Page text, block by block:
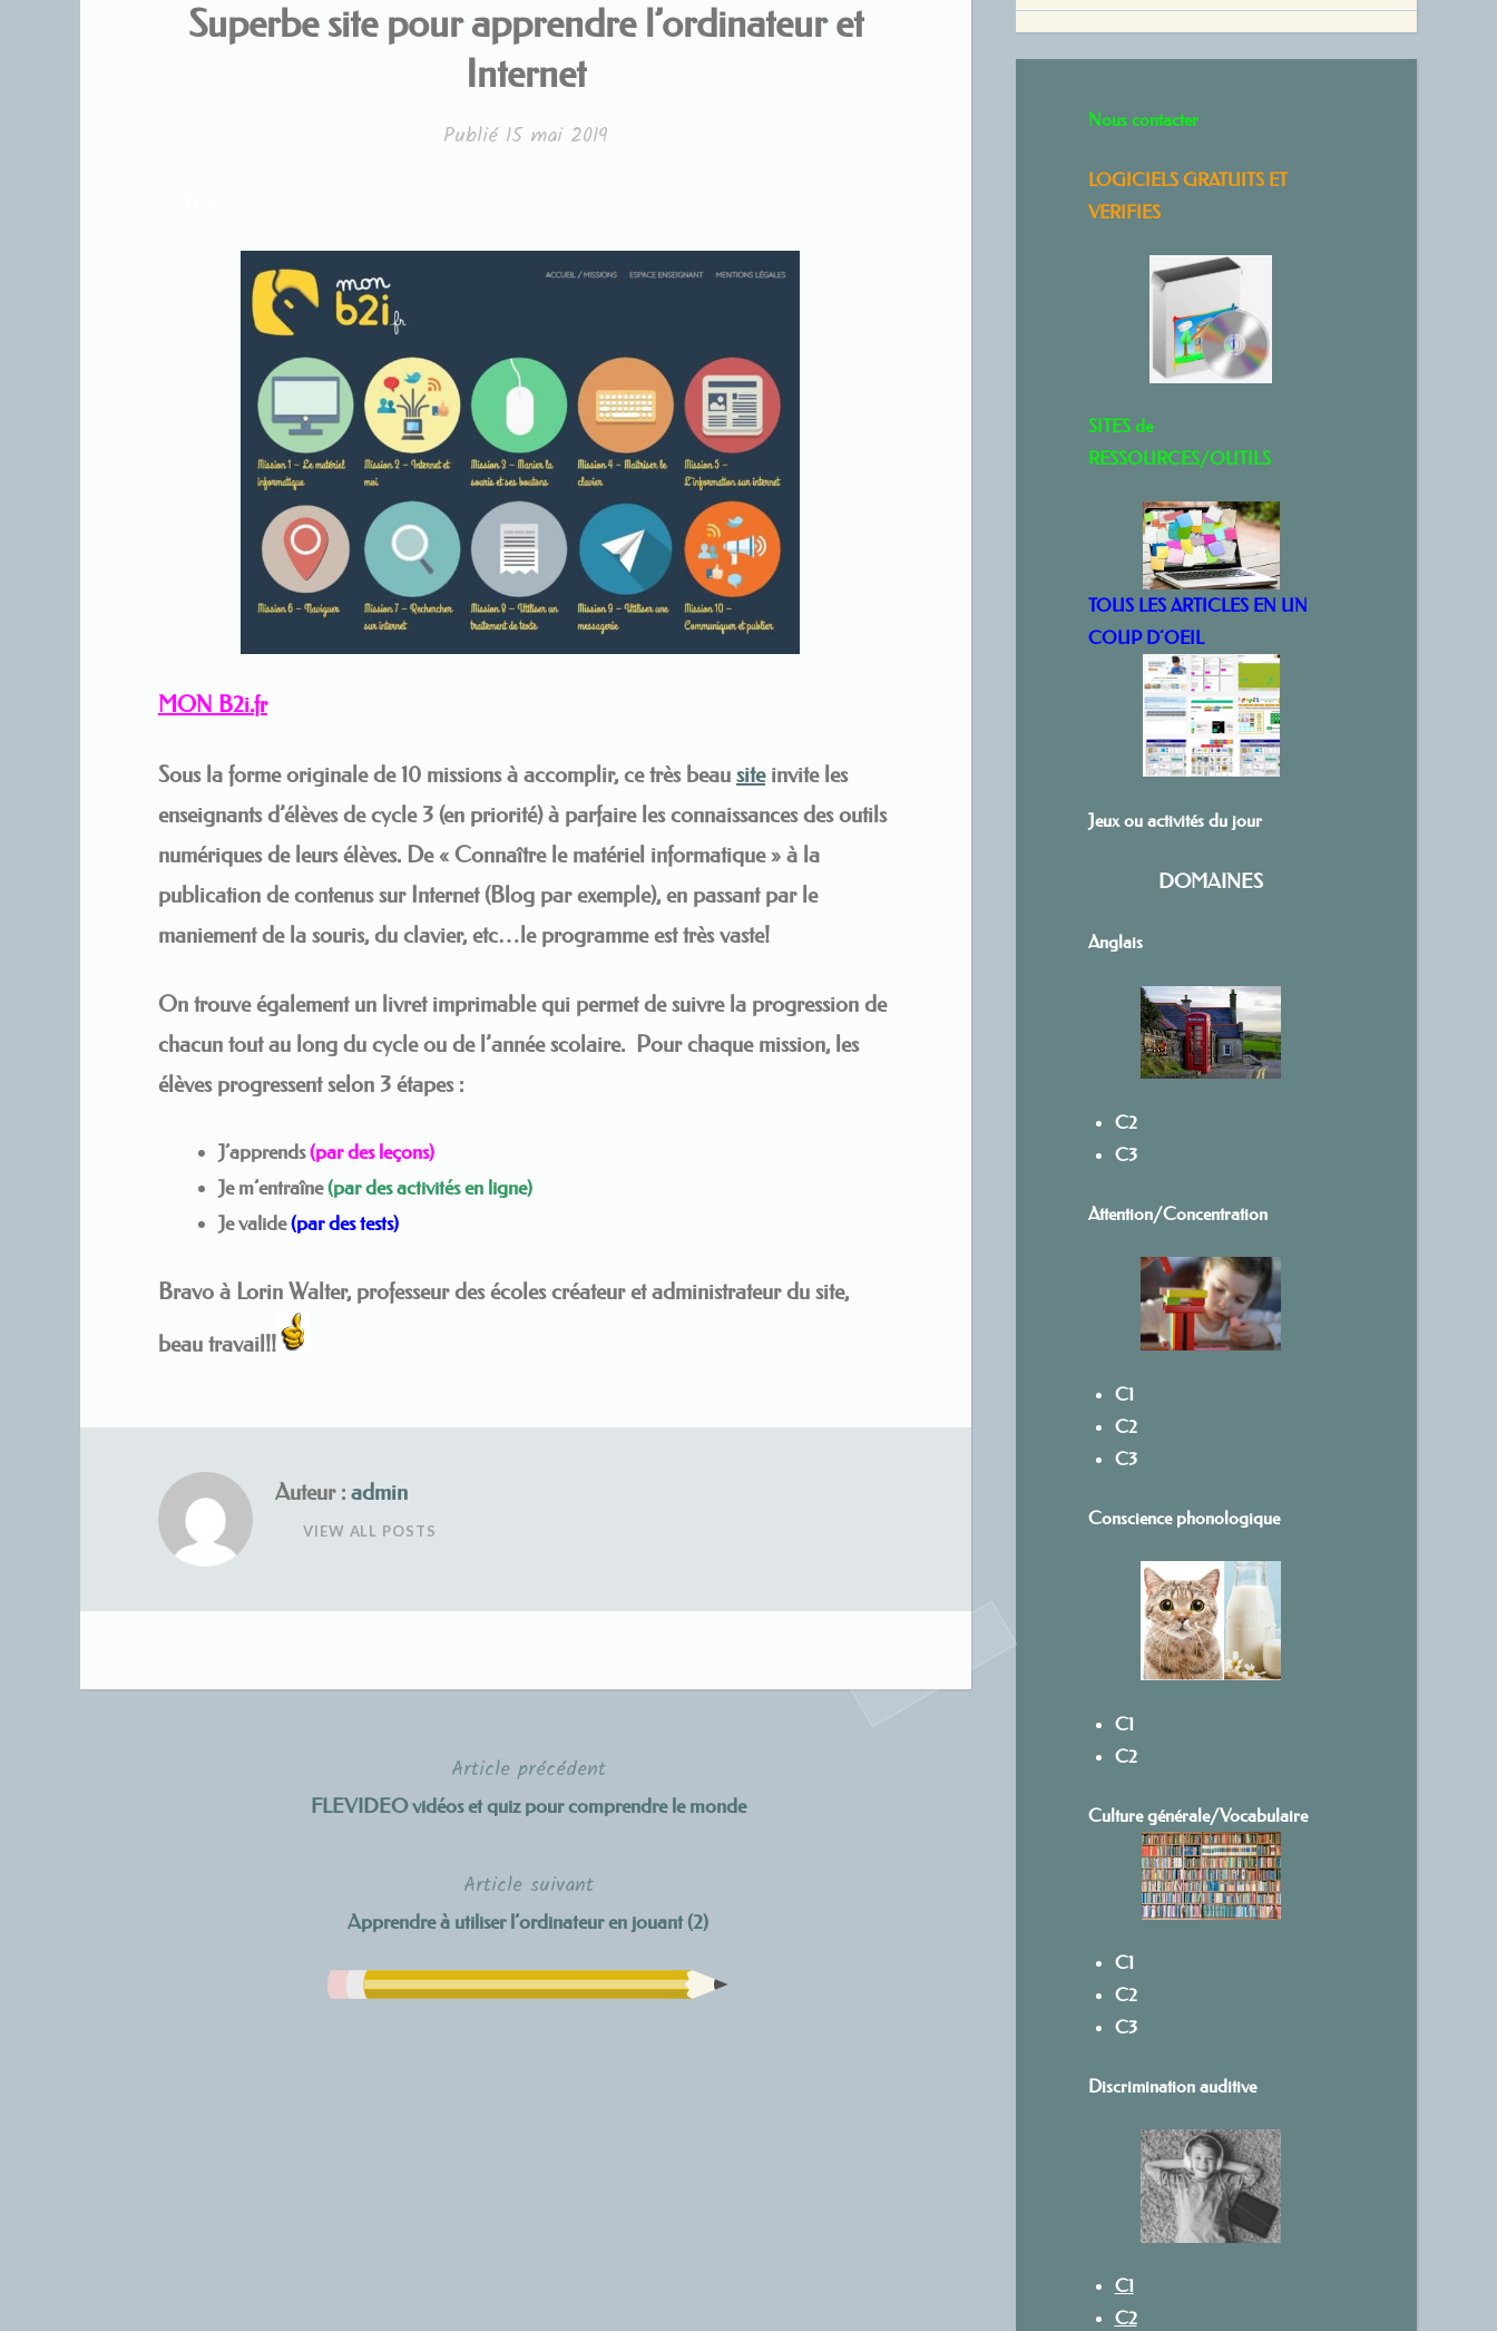
Superbe site pour apprendre l’ordinateur et
Internet
Publié 15 mai 2019
MON B2i.fr
Sous la forme originale de 10 missions à accomplir, ce très beau siteinvite les
enseignants d’élèves de cycle 3 (en priorité) à parfaire les connaissances des outils
numériques de leurs élèves. De « Connaître le matériel informatique » à la
publication de contenus sur Internet (Blog par exemple), en passant par le
maniement de la souris, du clavier, etc…le programme est très vaste!
On trouve également un livret imprimable qui permet de suivre la progression de
chacun tout au long du cycle ou de l’année scolaire. Pour chaque mission, les
élèves progressent selon 3 étapes :
J’apprends(par des leçons)
Je m’entraîne(par des activités en ligne)
Je valide(par des tests)
Bravo à Lorin Walter, professeur des écoles créateur et administrateur du site,
beau travail!!
Auteur : admin
VIEW ALL POSTS
Article précédent
FLEVIDEO vidéos et quiz pour comprendre le monde
Article suivant
Apprendre à utiliser l’ordinateur en jouant (2)
Nous contacter
LOGICIELS GRATUITS ET
VERIFIES
SITES de
RESSOURCES/OUTILS
TOUS LES ARTICLES EN UN
COUP D’OEIL
Jeux ou activités du jour
DOMAINES
Anglais
C2
C3
Attention/Concentration
C1
C2
C3
Conscience phonologique
C1
C2
Culture générale/Vocabulaire
C1
C2
C3
Discrimination auditive
C1
C2